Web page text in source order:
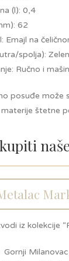
(l): 0,4
62
Emajl na
spolja):
Ručno i
posuđe može
štetne
iz kolekcije
Gornji